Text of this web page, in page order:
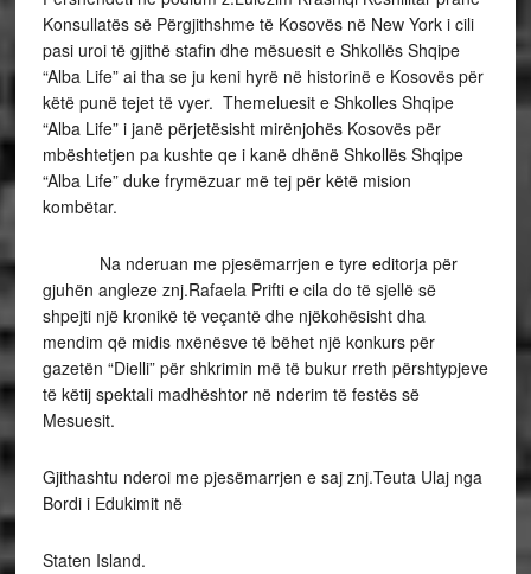
Konsullatës së Përgjithshme të Kosovës në New York i cili
pasi uroi të gjithë stafin dhe mësuesit e Shkollës Shqipe
“Alba Life” ai tha se ju keni hyrë në historinë e Kosovës për
këtë punë tejet të vyer. Themeluesit e Shkolles Shqipe
“Alba Life” i janë përjetësisht mirënjohës Kosovës për
mbështetjen pa kushte qe i kanë dhënë Shkollës Shqipe
“Alba Life” duke frymëzuar më tej për këtë mision
kombëtar.
Na nderuan me pjesëmarrjen e tyre editorja për
gjuhën angleze znj.Rafaela Prifti e cila do të sjellë së
shpejti një kronikë të veçantë dhe njëkohësisht dha
mendim që midis nxënësve të bëhet një konkurs për
gazetën “Dielli” për shkrimin më të bukur rreth përshtypjeve
të këtij spektali madhështor në nderim të festës së
Mesuesit.
Gjithashtu nderoi me pjesëmarrjen e saj znj.Teuta Ulaj nga
Bordi i Edukimit në
Staten Island.